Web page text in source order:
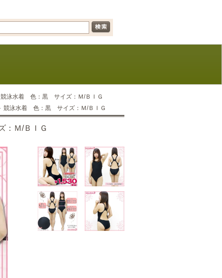
競泳水着 色：黒 サイズ：Ｍ/ＢＩＧ
競泳水着 色：黒 サイズ：Ｍ/ＢＩＧ
：Ｍ/ＢＩＧ